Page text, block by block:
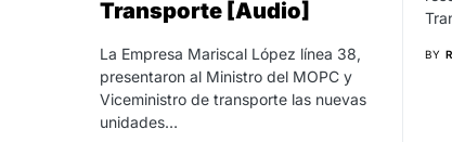
Transporte [Audio]
La Empresa Mariscal López línea 38,
presentaron al Ministro del MOPC y
Viceministro de transporte las nuevas
unidades…
BY